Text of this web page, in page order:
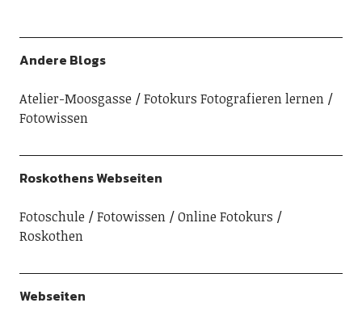
Andere Blogs
Atelier-Moosgasse
Fotokurs Fotografieren lernen
Fotowissen
Roskothens Webseiten
Fotoschule Fotowissen
Online Fotokurs
Roskothen
Webseiten